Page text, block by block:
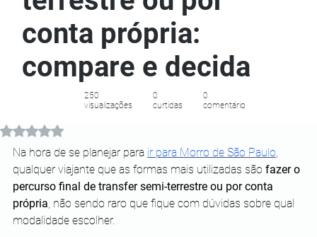
Avaliado com NaN de 5 estrelas.
Na hora de se planejar para ir para Morro de São Paulo,
qualquer viajante que as formas mais utilizadas são fazer o
percurso final de transfer semi-terrestre ou por conta
própria, não sendo raro que fique com dúvidas sobre qual
modalidade escolher.
250
visualizações
0
curtidas
0
comentário
conta própria:
compare e decida